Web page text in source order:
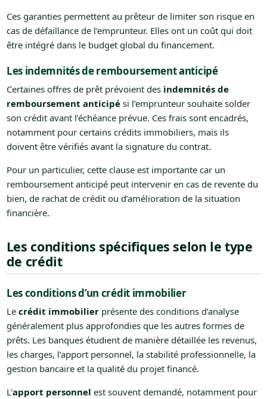
Ces garanties permettent au prêteur de limiter son risque en
cas de défaillance de l’emprunteur. Elles ont un coût qui doit
être intégré dans le budget global du financement.
Les indemnités de remboursement anticipé
Certaines offres de prêt prévoient des indemnités de
remboursement anticipési l’emprunteur souhaite solder
son crédit avant l’échéance prévue. Ces frais sont encadrés,
notamment pour certains crédits immobiliers, mais ils
doivent être vérifiés avant la signature du contrat.
Pour un particulier, cette clause est importante car un
remboursement anticipé peut intervenir en cas de revente du
bien, de rachat de crédit ou d’amélioration de la situation
financière.
Les conditions spécifiques selon le type
de crédit
Les conditions d’un crédit immobilier
Le crédit immobilierprésente des conditions d’analyse
généralement plus approfondies que les autres formes de
prêts. Les banques étudient de manière détaillée les revenus,
les charges, l’apport personnel, la stabilité professionnelle, la
gestion bancaire et la qualité du projet financé.
L’apport personnel est souvent demandé, notamment pour